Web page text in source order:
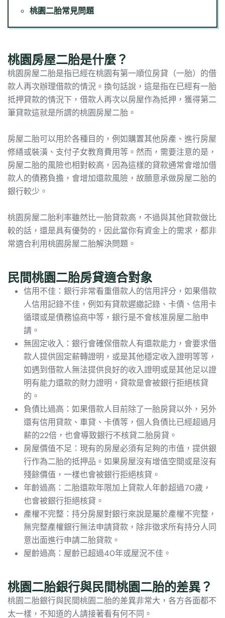
桃園二胎常見問題
桃園房屋二胎是什麼？
桃園房屋二胎是指已經在桃園有第一順位房貸（一胎）的借
款人再次辦理借款的情況。換句話說，這是指在已經有一胎
抵押貸款的情況下，借款人再次以房屋作為抵押，獲得第二
筆貸款這就是所謂的桃園房屋二胎。
房屋二胎可以用於各種目的，例如購置其他房產、進行房屋
修繕或裝潢、支付子女教育費用等。然而，需要注意的是，
房屋二胎的風險也相對較高，因為這樣的貸款通常會增加借
款人的債務負擔，會增加還款風險，故願意承做房屋二胎的
銀行較少。
桃園房屋二胎利率雖然比一胎貸款高，不過與其他貸款做比
較的話，還是具有優勢的，因此當你有資金上的需求，都非
常適合利用桃園房屋二胎解決問題。
民間桃園二胎房貸適合對象
信用不佳：銀行非常看重借款人的信用評分，如果借款
人信用記錄不佳，例如有貸款遲繳記錄、卡債、信用卡
循環或是債務協商中等，銀行是不會核准房屋二胎申
請。
無固定收入：銀行會確保借款人有還款能力，會要求借
款人提供固定薪轉證明，或是其他穩定收入證明等等，
如遇到借款人無法提供良好的收入證明或是其他足以證
明有能力還款的財力證明，貸款是會被銀行拒絕核貸
的。
負債比過高：如果借款人目前除了一胎房貸以外，另外
還有信用貸款、車貸、卡債等，個人負債比已經超過月
薪的22倍，也會導致銀行不核貸二胎房貸。
房屋價值不足：現有的房屋必須有足夠的市值，提供銀
行作為二胎的抵押品。如果房屋沒有增值空間或是沒有
殘餘價值，一樣也會被銀行拒絕核貸。
年齡過高：二胎還款年限加上貸款人年齡超過70歲，
也會被銀行拒絕核貸。
產權不完整： 持分房屋對銀行來說是屬於產權不完整，
無完整產權銀行無法申請貸款，除非徵求所有持分人同
意出面進行申請二胎貸款。
屋齡過高：屋齡已超過40年或屋況不佳。
桃園二胎銀行與民間桃園二胎的差異？
桃園二胎銀行與民間桃園二胎的差異非常大，各方各面都不
太一樣，不知道的人請接著看有何不同。